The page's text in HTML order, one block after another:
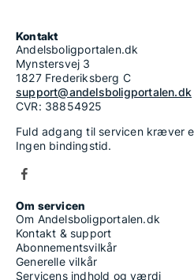
Kontakt
Andelsboligportalen.dk
Mynstersvej 3
1827 Frederiksberg C
support@andelsboligportalen.dk
CVR: 38854925
Fuld adgang til servicen kræver
Ingen bindingstid.
Om servicen
Om Andelsboligportalen.dk
Kontakt & support
Abonnementsvilkår
Generelle vilkår
Servicens indhold og værdi